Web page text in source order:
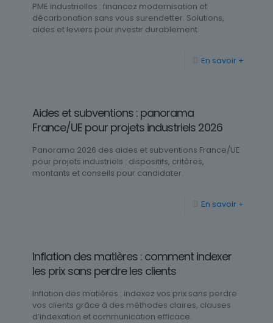
PME industrielles : financez modernisation et
décarbonation sans vous surendetter. Solutions,
aides et leviers pour investir durablement.
En savoir +
Aides et subventions : panorama
France/UE pour projets industriels 2026
Panorama 2026 des aides et subventions France/UE
pour projets industriels : dispositifs, critères,
montants et conseils pour candidater.
En savoir +
Inflation des matières : comment indexer
les prix sans perdre les clients
Inflation des matières : indexez vos prix sans perdre
vos clients grâce à des méthodes claires, clauses
d’indexation et communication efficace.